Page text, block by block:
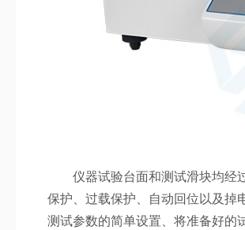
仪器试验台面和测试滑块均经
保护、过载保护、自动回位以及掉
测试参数的简单设置、将准备好的